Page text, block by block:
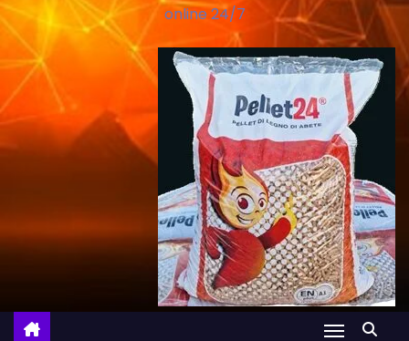
online 24/7